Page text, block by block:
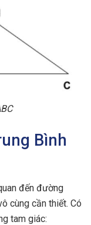
Bình
đến đường
cùng cần thiết. Có
tam giác: